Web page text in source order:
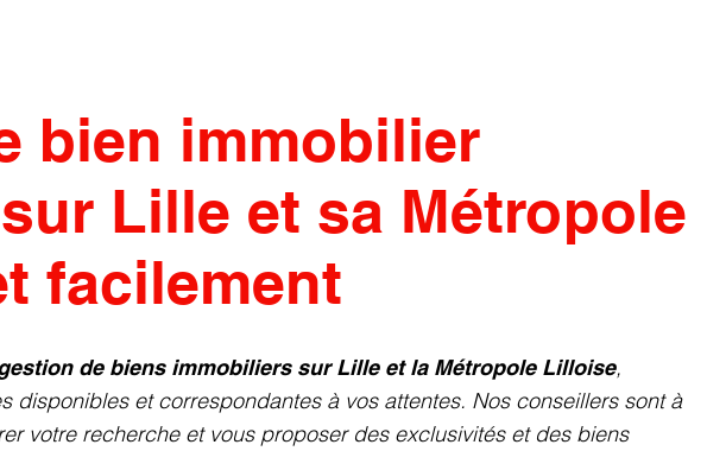
bien immobilier
Lille et sa Métropole
facilement
de biens immobiliers sur Lille et la Métropole Lilloise,
disponibles et correspondantes à vos attentes. Nos conseillers sont à
votre recherche et vous proposer des exclusivités et des biens